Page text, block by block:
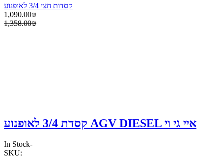
קסדות חצי 3/4 לאופנוע
1,090.00₪
1,358.00₪
קסדת 3/4 לאופנוע AGV DIESEL איי גי וי
In Stock-
SKU: